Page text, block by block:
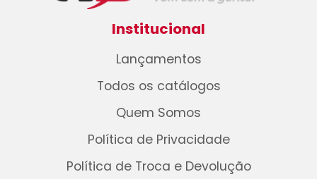
Institucional
Lançamentos
Todos os catálogos
Quem Somos
Política de Privacidade
Política de Troca e Devolução